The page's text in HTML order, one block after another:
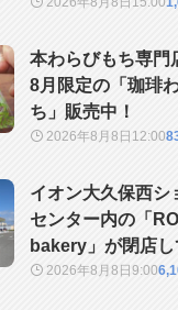
本わらびもち専門
8月限定の「珈琲
ち」販売中！
2026年8月8日 12:00
イオン大久保西シ
センター内の「
bakery」が閉店し
2026年8月8日9:00